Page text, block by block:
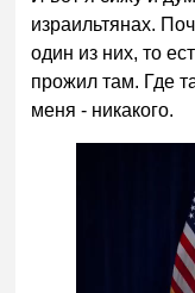
израильтянах.
один из них, то
прожил там. Где
меня - никакого.